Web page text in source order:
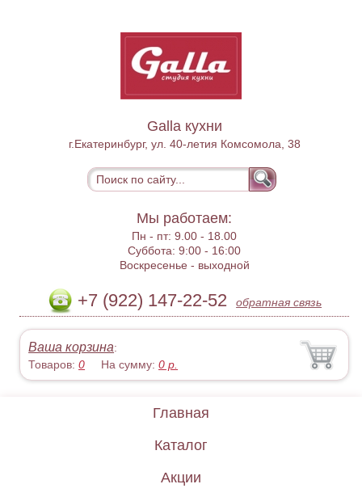
Galla кухни
г.Екатеринбург, ул. 40-летия Комсомола, 38
Мы работаем:
Пн - пт:9.00 - 18.00
Суббота:9:00 - 16:00
Воскресенье - выходной
+7 (922) 147-22-52 обратная связь
Ваша корзина:
Товаров:0 На сумму:0 р.
Главная
Каталог
Акции